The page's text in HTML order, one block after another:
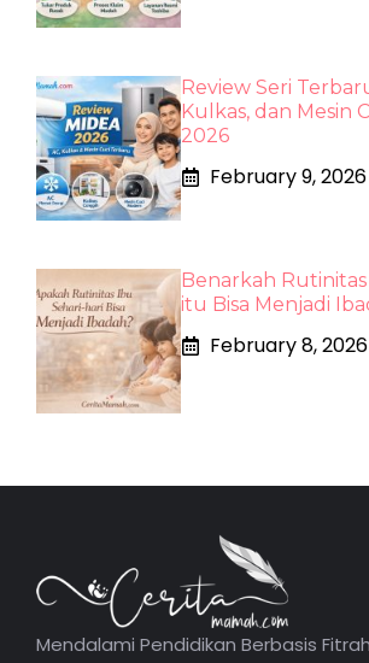
Review Seri
Kulkas, dan Mesin
2026
February 9, 2026
Benarkah
itu Bisa Menjadi
February 8, 2026
Mendalami Pendidikan Berbasis